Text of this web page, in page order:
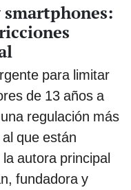
smartphones:
para limitar
de 13 años a
regulación más
que están
autora principal
fundadora y